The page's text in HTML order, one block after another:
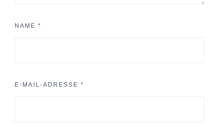
NAME *
E-MAIL-ADRESSE *